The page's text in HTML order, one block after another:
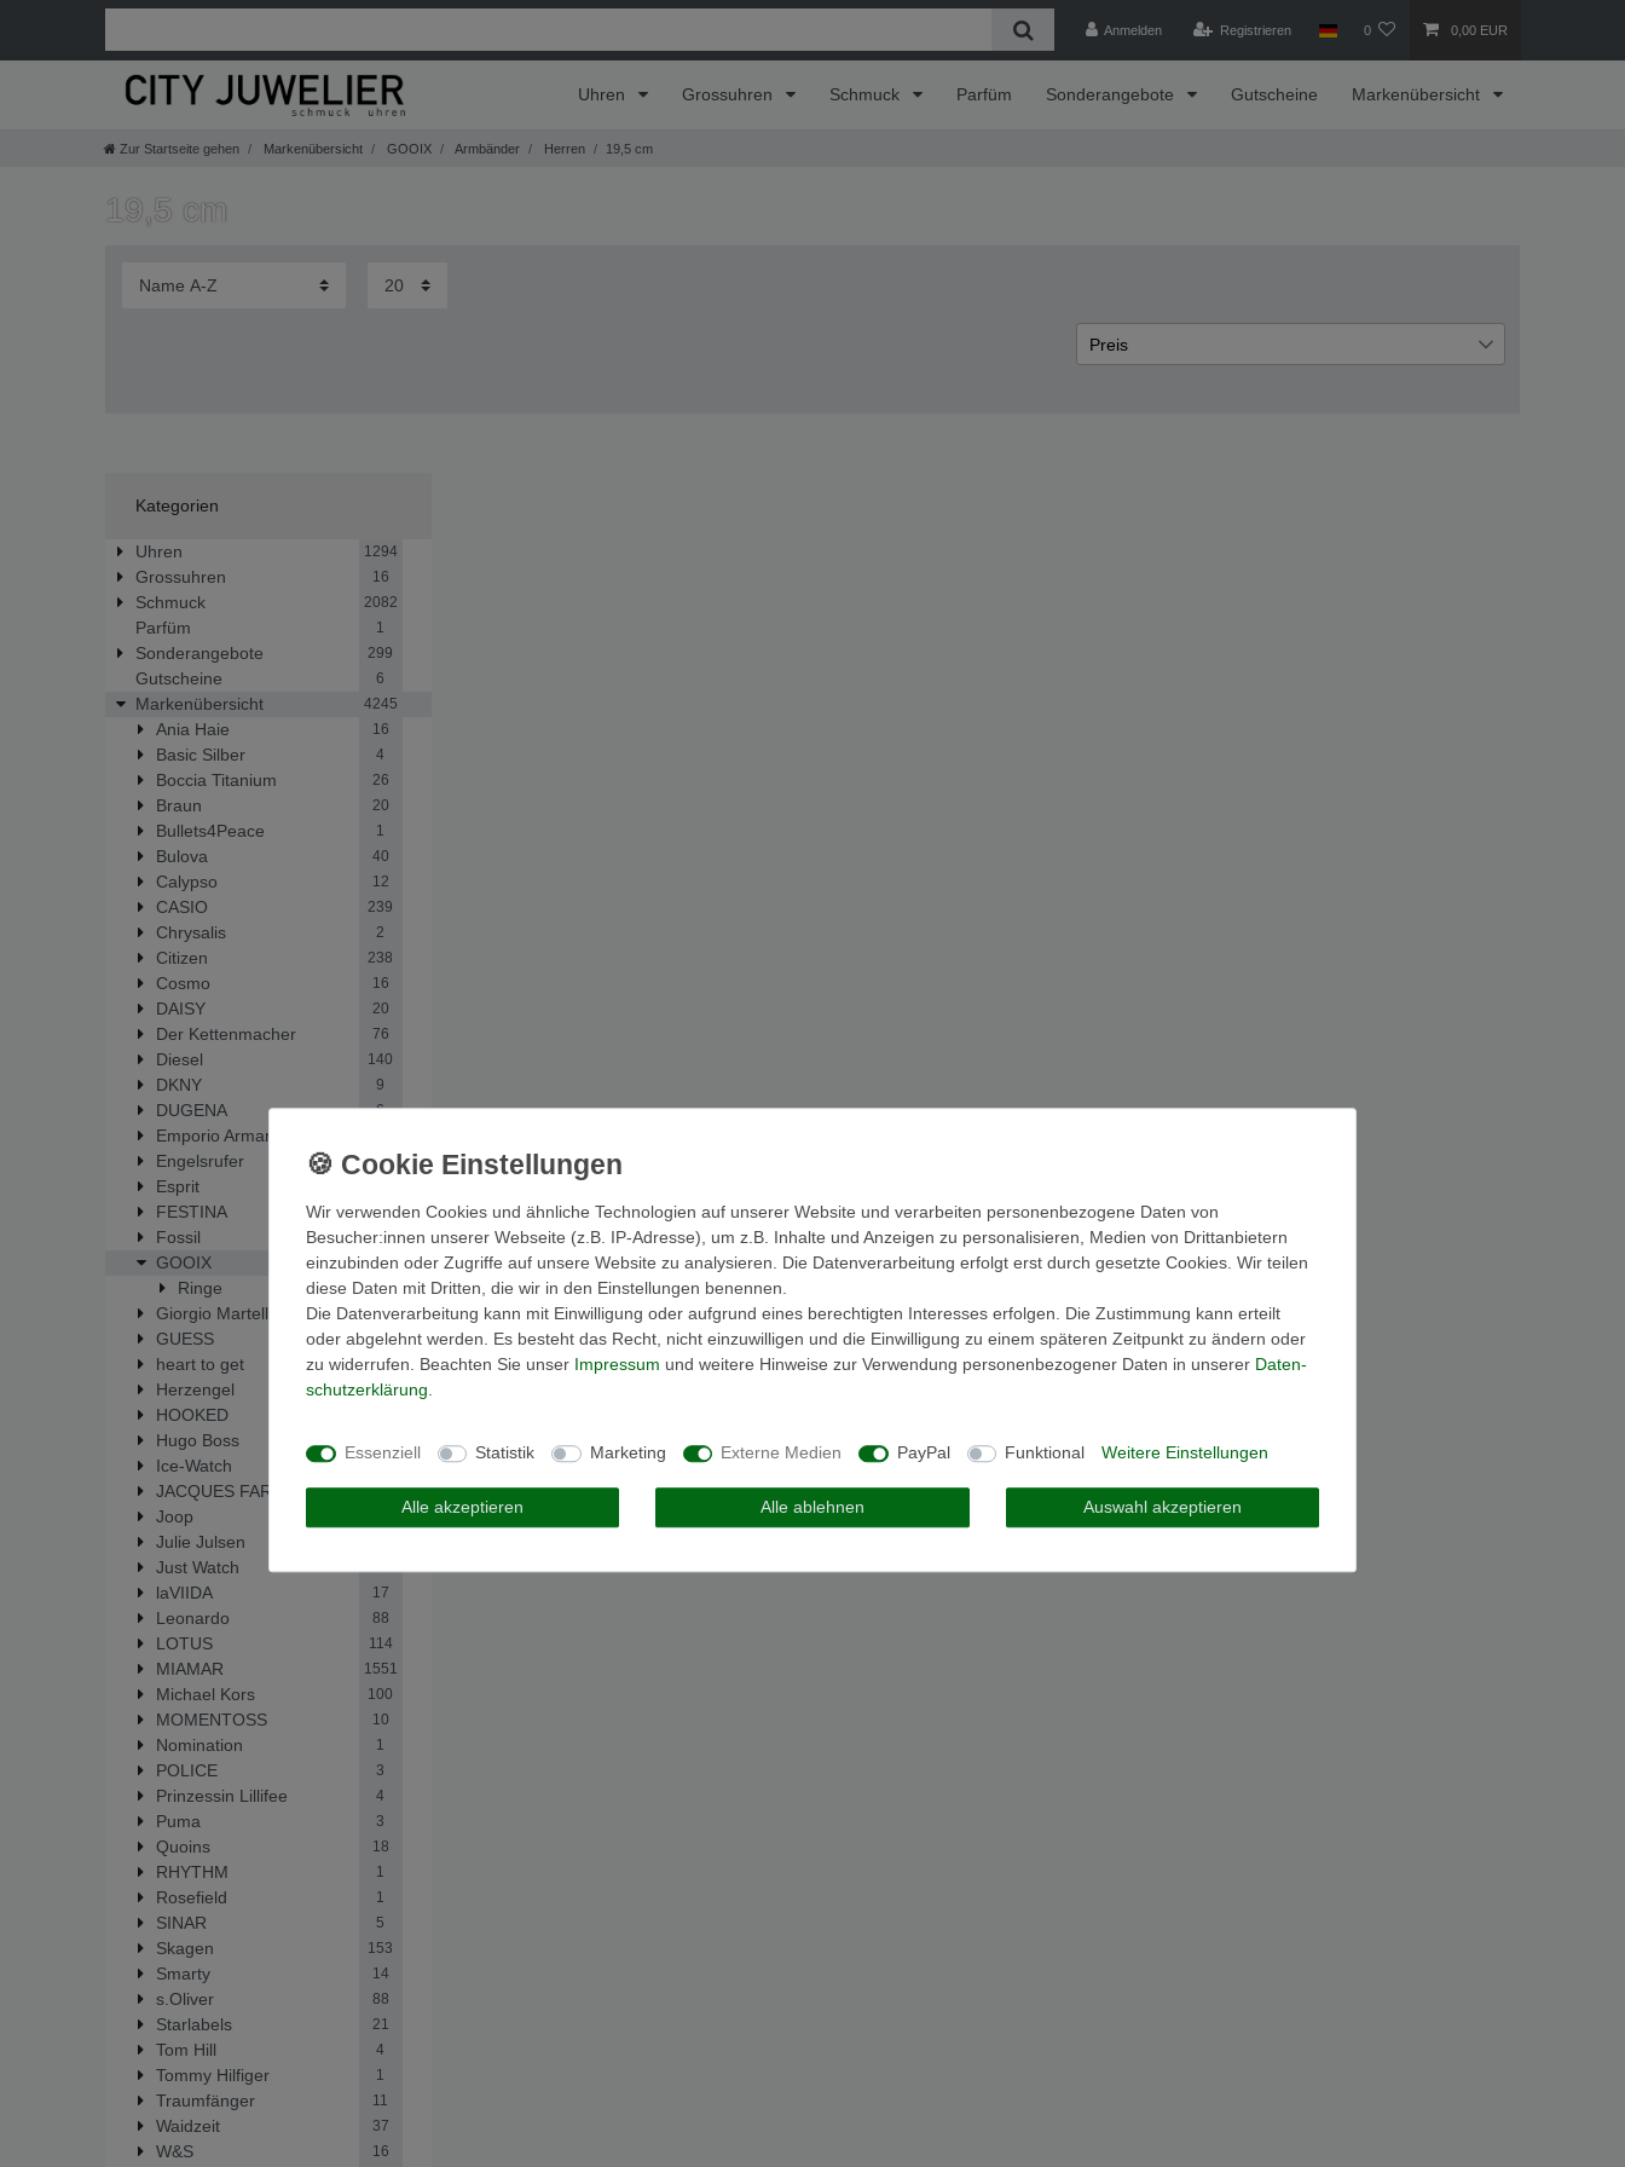
Anmelden Registrieren 0 0,00 EUR
Uhren Grossuhren Schmuck Parfüm Sonderangebote Gutscheine Markenübersicht
Zur Startseite gehen Markenübersicht GOOIX Armbänder Herren 19,5 cm
19,5 cm
Preis
Kategorien
Uhren 1294
Grossuhren 16
Schmuck 2082
Parfüm 1
Sonderangebote 299
Gutscheine 6
Markenübersicht 4245
Ania Haie 16
Basic Silber 4
Boccia Titanium 26
Braun 20
Bullets4Peace 1
Bulova 40
Calypso 12
CASIO 239
Chrysalis 2
Citizen 238
Cosmo 16
DAISY 20
Der Kettenmacher 76
Diesel 140
DKNY 9
DUGENA 6
Emporio Armani
Engelsrufer 14
Esprit
FESTINA 214
Fossil 450
GOOIX 1
Ringe 1
Giorgio Martello 33
GUESS 62
heart to get 19
Herzengel 14
HOOKED
Hugo Boss
Ice-Watch
JACQUES FAREL 6
Joop
Julie Julsen
Just Watch 2
laVIIDA 17
Leonardo 88
LOTUS 114
MIAMAR 1551
Michael Kors 100
MOMENTOSS 10
Nomination 1
POLICE 3
Prinzessin Lillifee 4
Puma 3
Quoins 18
RHYTHM 1
Rosefield 1
SINAR 5
Skagen 153
Smarty 14
s.Oliver 88
Starlabels 21
Tom Hill 4
Tommy Hilfiger 1
Traumfänger 11
Waidzeit 37
W&S 16
Wir verwenden Cookies und ähnliche Technologien auf unserer Website und verarbeiten personenbezogene Daten von
Besucher:innen unserer Webseite (z.B. IP-Adresse), um z.B. Inhalte und Anzeigen zu personalisieren, Medien von Drittanbietern
einzubinden oder Zugriffe auf unsere Website zu analysieren. Die Datenverarbeitung erfolgt erst durch gesetzte Cookies. Wir teilen
diese Daten mit Dritten, die wir in den Einstellungen benennen.
Die Datenverarbeitung kann mit Einwilligung oder aufgrund eines berechtigten Interesses erfolgen. Die Zustimmung kann erteilt
oder abgelehnt werden. Es besteht das Recht, nicht einzuwilligen und die Einwilligung zu einem späteren Zeitpunkt zu ändern oder
zu widerrufen. Beachten Sie unser Impressum und weitere Hinweise zur Verwendung personenbezogener Daten in unserer Daten­
schutz­erklärung
Essenziell Statistik Marketing Externe Medien PayPal Funktional Weitere Einstellungen
Alle akzeptieren Alle ablehnen Auswahl akzeptieren